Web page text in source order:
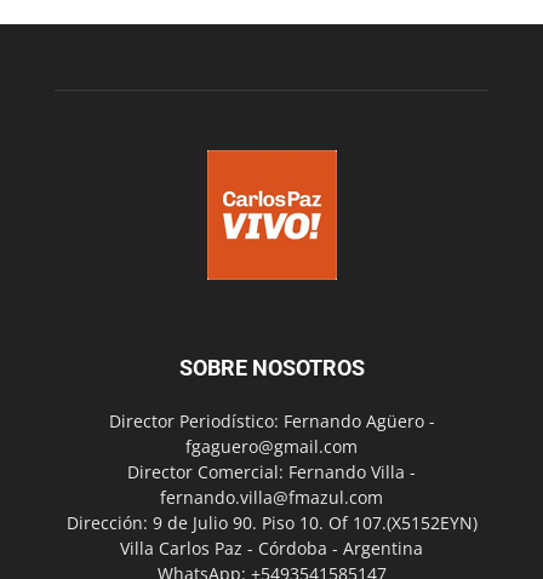
SOBRE NOSOTROS
Director Periodístico: Fernando Agüero -
fgaguero@gmail.com
Director Comercial: Fernando Villa -
fernando.villa@fmazul.com
Dirección: 9 de Julio 90. Piso 10. Of 107.(X5152EYN)
Villa Carlos Paz - Córdoba - Argentina
WhatsApp: +5493541585147